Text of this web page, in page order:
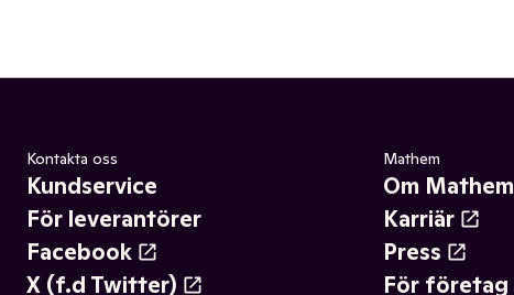
Kontakta oss
Kundservice
För leverantörer
Facebook
X (f.d Twitter)
Mathem
Om Mathem
Karriär
Press
För företag